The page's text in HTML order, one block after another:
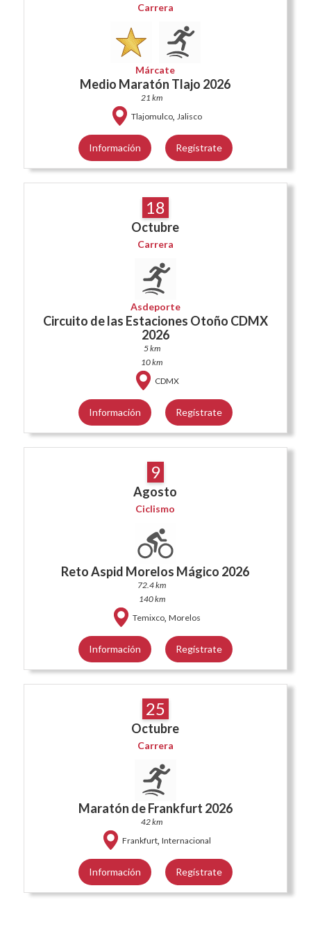
Carrera
Márcate
Medio Maratón Tlajo 2026
21 km
Tlajomulco, Jalisco
Información Regístrate
18
Octubre
Carrera
Asdeporte
Circuito de las Estaciones Otoño CDMX
2026
5 km
10 km
CDMX
Información Regístrate
9
Agosto
Ciclismo
Reto Aspid Morelos Mágico 2026
72.4 km
140 km
Temixco, Morelos
Información Regístrate
25
Octubre
Carrera
Maratón de Frankfurt 2026
42 km
Frankfurt, Internacional
Información Regístrate